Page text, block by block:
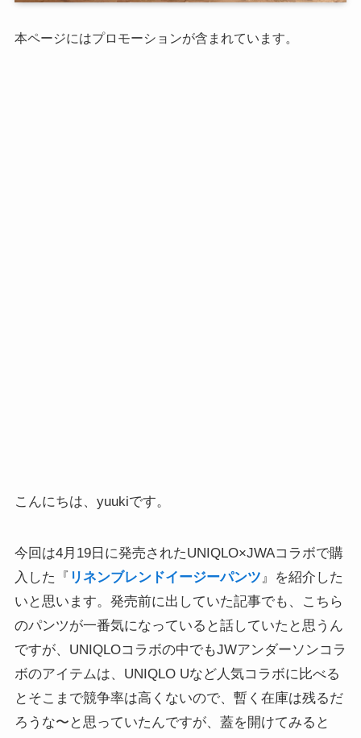
本ページにはプロモーションが含まれています。
こんにちは、yuukiです。
今回は4月19日に発売されたUNIQLO×JWAコラボで購
入した『 リネンブレンドイージーパンツ』を紹介した
いと思います。発売前に出していた記事でも、こちら
のパンツが一番気になっていると話していたと思うん
ですが、UNIQLOコラボの中でもJWアンダーソンコラ
ボのアイテムは、UNIQLO Uなど人気コラボに比べる
とそこまで競争率は高くないので、暫く在庫は残るだ
ろうな〜と思っていたんですが、蓋を開けてみると